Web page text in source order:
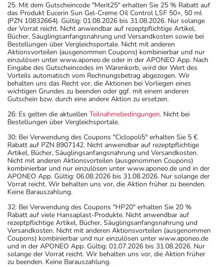
25: Mit dem Gutscheincode "Merit25" erhalten Sie 25 % Rabatt auf
das Produkt Eucerin Sun Gel-Creme Oil Control LSF 50+, 50 ml
(PZN 10832664). Gültig: 01.08.2026 bis 31.08.2026. Nur solange
der Vorrat reicht. Nicht anwendbar auf rezeptpflichtige Artikel,
Bücher, Säuglingsanfangsnahrung und Versandkosten sowie bei
Bestellungen über Vergleichsportale. Nicht mit anderen
Aktionsvorteilen (ausgenommen Coupons) kombinierbar und nur
einzulösen unter www.aponeo.de oder in der APONEO App. Nach
Eingabe des Gutscheincodes im Warenkorb, wird der Wert des
Vorteils automatisch vom Rechnungsbetrag abgezogen. Wir
behalten uns das Recht vor, die Aktionen bei Vorliegen eines
wichtigen Grundes zu beenden oder ggf. mit einem anderen
Gutschein bzw. durch eine andere Aktion zu ersetzen.
26: Es gelten die aktuellen Teilnahmebedingungen. Nicht bei
Bestellungen über Vergleichsportale.
30: Bei Verwendung des Coupons "Ciclopoli5" erhalten Sie 5 €
Rabatt auf PZN 8907142. Nicht anwendbar auf rezeptpflichtige
Artikel, Bücher, Säuglingsanfangsnahrung und Versandkosten.
Nicht mit anderen Aktionsvorteilen (ausgenommen Coupons)
kombinierbar und nur einzulösen unter www.aponeo.de und in der
APONEO App. Gültig: 06.08.2026 bis 31.08.2026. Nur solange der
Vorrat reicht. Wir behalten uns vor, die Aktion früher zu beenden.
Keine Barauszahlung.
32: Bei Verwendung des Coupons "HP20" erhalten Sie 20 %
Rabatt auf viele Hansaplast-Produkte. Nicht anwendbar auf
rezeptpflichtige Artikel, Bücher, Säuglingsanfangsnahrung und
Versandkosten. Nicht mit anderen Aktionsvorteilen (ausgenommen
Coupons) kombinierbar und nur einzulösen unter www.aponeo.de
und in der APONEO App. Gültig: 01.07.2026 bis 31.08.2026. Nur
solange der Vorrat reicht. Wir behalten uns vor, die Aktion früher
zu beenden. Keine Barauszahlung.